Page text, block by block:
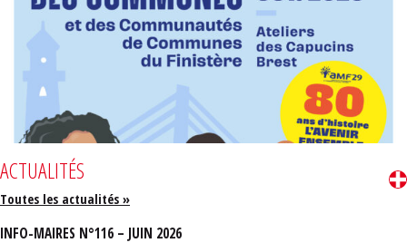
ACTUALITÉS
Toutes les actualités »
INFO-MAIRES N°116 – JUIN 2026